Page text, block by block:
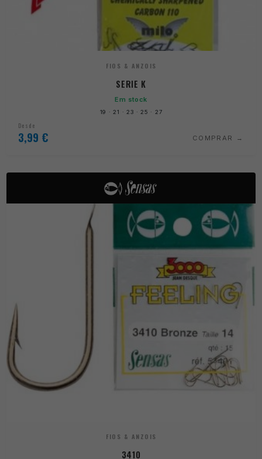
FIOS & ANZOIS
SERIE K
Em stock
19 · 21 · 23 · 25 · 27
Desde
3,99 € COMPRAR
FIOS & ANZOIS
3410